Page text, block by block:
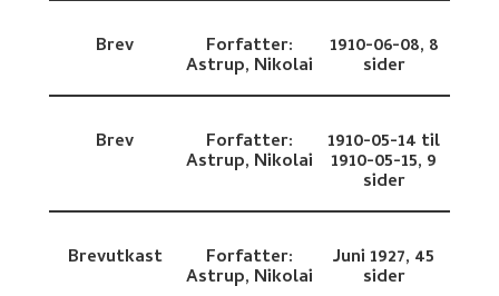
Brev Forfatter:
Astrup, Nikolai
1910-06-08, 8
sider
Brev Forfatter:
Astrup, Nikolai
1910-05-14 til
1910-05-15, 9
sider
Brevutkast Forfatter:
Astrup, Nikolai
Juni 1927, 45
sider